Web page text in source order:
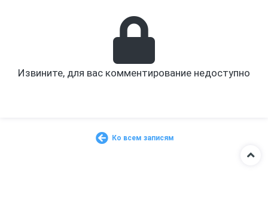
Извините, для вас комментирование недоступно
Ко всем записям